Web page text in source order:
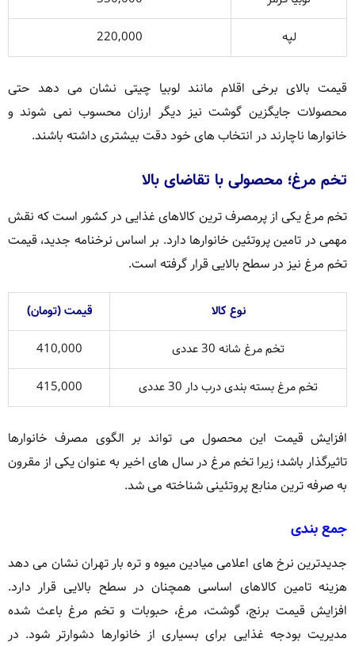
لپه
220,000
قیمت بالای برخی اقلام مانند لوبیا چیتی نشان می دهد حتی
محصولات جایگزین گوشت نیز دیگر ارزان محسوب نمی شوند و
خانوارها ناچارند در انتخاب های خود دقت بیشتری داشته باشند.
تخم مرغ؛ محصولی با تقاضای بالا
تخم مرغ یکی از پرمصرف ترین کالاهای غذایی در کشور است که نقش
مهمی در تامین پروتئین خانوارها دارد. بر اساس نرخنامه جدید، قیمت
تخم مرغ نیز در سطح بالایی قرار گرفته است.
نوع کالا
قیمت (تومان)
تخم مرغ شانه 30 عددی
410,000
تخم مرغ بسته بندی درب دار 30 عددی
415,000
افزایش قیمت این محصول می تواند بر الگوی مصرف خانوارها
تاثیرگذار باشد؛ زیرا تخم مرغ در سال های اخیر به عنوان یکی از مقرون
به صرفه ترین منابع پروتئینی شناخته می شد.
جمع بندی
جدیدترین نرخ های اعلامی میادین میوه و تره بار تهران نشان می دهد
هزینه تامین کالاهای اساسی همچنان در سطح بالایی قرار دارد.
افزایش قیمت برنج، گوشت، مرغ، حبوبات و تخم مرغ باعث شده
مدیریت بودجه غذایی برای بسیاری از خانوارها دشوارتر شود. در